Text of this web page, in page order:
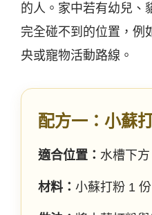
的人。家中若有幼兒、
完全碰不到的位置，例
央或寵物活動路線。
配方一：小蘇
適合位置： 水槽下
材料： 小蘇打粉 1